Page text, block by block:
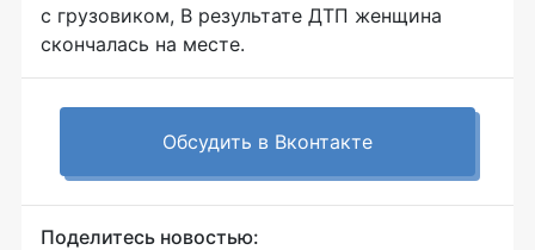
с грузовиком, В результате ДТП женщина
скончалась на месте.
Обсудить в Вконтакте
Поделитесь новостью: